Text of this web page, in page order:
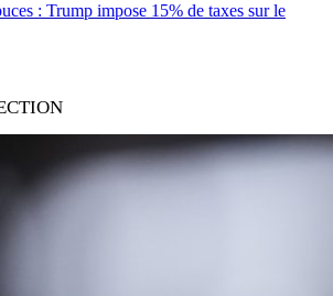
: Trump impose 15% de taxes sur le